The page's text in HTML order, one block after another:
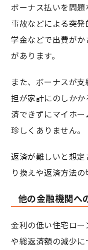
ボーナス払いを問
事故などによる突
学金などで出費が
があります。
また、ボーナスが
担が家計にのしか
済できずにマイホ
珍しくありません。
返済が難しいと想
り換えや返済方法の
他の金融機関へ
金利の低い住宅ロ
や総返済額の減少